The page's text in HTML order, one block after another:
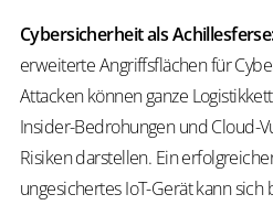
Cybersicherheit als
erweiterte Angriffsflächen für
Attacken können ganze
Insider-Bedrohungen und Cloud-
Risiken darstellen. Ein
ungesichertes IoT-Gerät kann sich